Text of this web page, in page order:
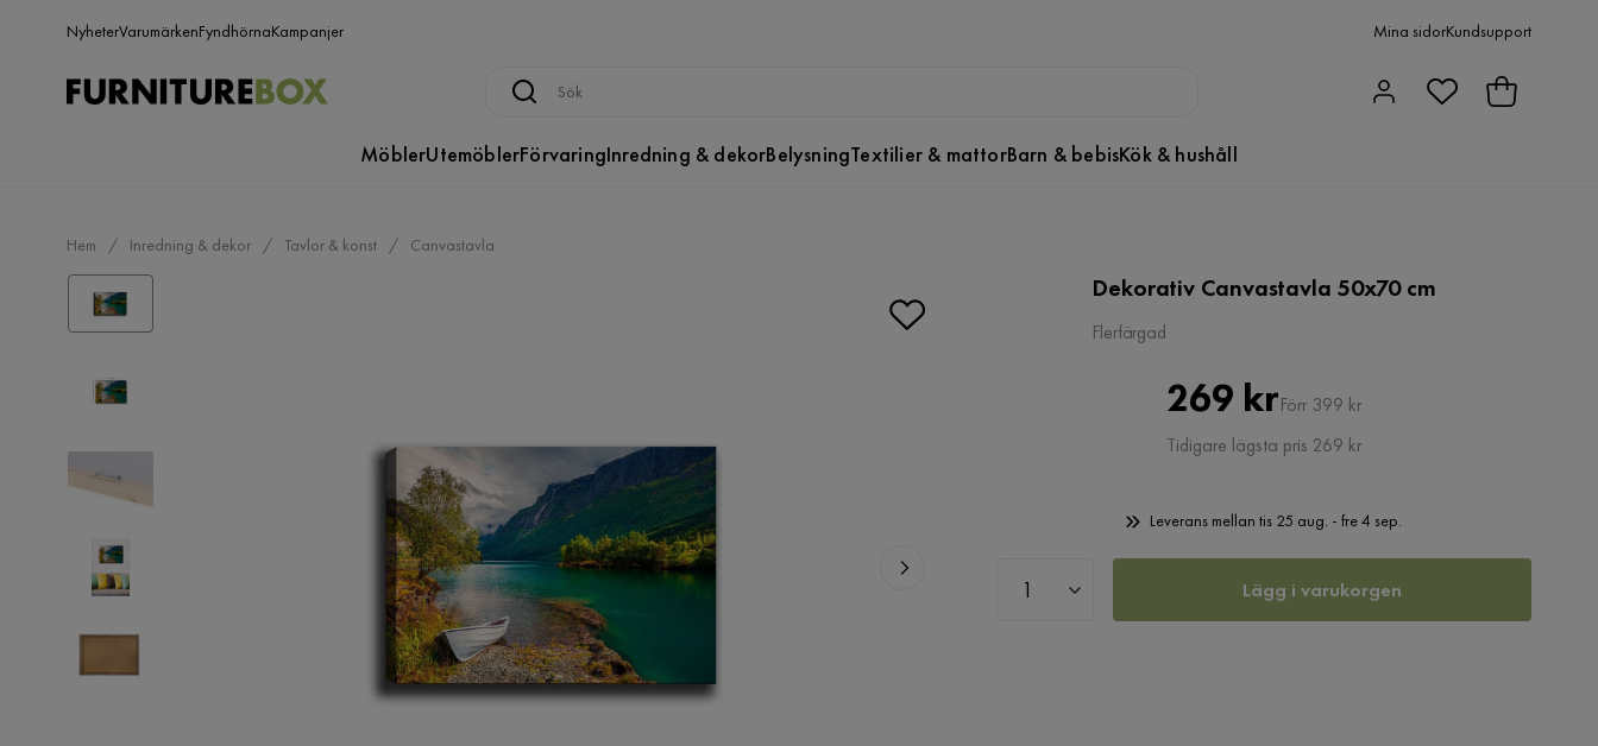
NyheterVarumärkenFyndhörnaKampanjer Mina sidorKundsupport
MöblerUtemöblerFörvaringInredning & dekorBelysningTextilier & mattorBarn & bebisKök & hushåll
Hem Inredning & dekor Tavlor & konst Canvastavla
Dekorativ Canvastavla 50x70 cm
Flerfärgad
Pris
269 krOriginal
Pris
Förr 399 kr
Tidigare lägsta pris 269 kr
Leverans mellan tis 25 aug. - fre 4 sep.
Lägg i varukorgen